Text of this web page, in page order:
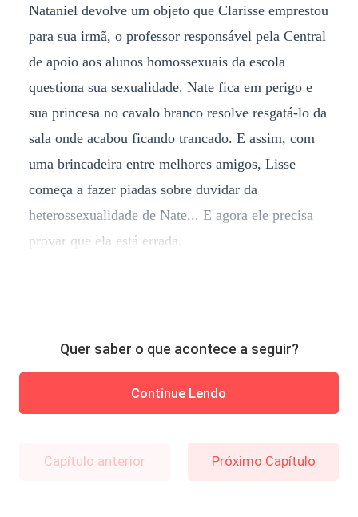
Nataniel devolve um objeto que Clarisse emprestou
para sua irmã, o professor responsável pela Central
de apoio aos alunos homossexuais da escola
questiona sua sexualidade. Nate fica em perigo e
sua princesa no cavalo branco resolve resgatá-lo da
sala onde acabou ficando trancado. E assim, com
uma brincadeira entre melhores amigos, Lisse
começa a fazer piadas sobre duvidar da
heterossexualidade de Nate... E agora ele precisa
provar que ela está errada.
Quer saber o que acontece a seguir?
Continue Lendo
Capítulo anterior Próximo Capítulo